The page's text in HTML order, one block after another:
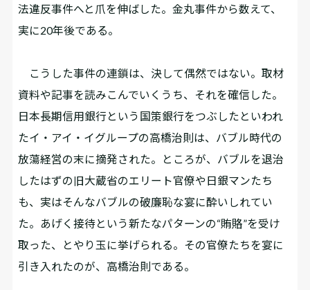
法違反事件へと爪を伸ばした。金丸事件から数えて、
実に20年後である。
こうした事件の連鎖は、決して偶然ではない。取材
資料や記事を読みこんでいくうち、それを確信した。
日本長期信用銀行という国策銀行をつぶしたといわれ
たイ・アイ・イグループの高橋治則は、バブル時代の
放蕩経営の末に摘発された。ところが、バブルを退治
したはずの旧大蔵省のエリート官僚や日銀マンたち
も、実はそんなバブルの破廉恥な宴に酔いしれてい
た。あげく接待という新たなパターンの“賄賂”を受け
取った、とやり玉に挙げられる。その官僚たちを宴に
引き入れたのが、高橋治則である。